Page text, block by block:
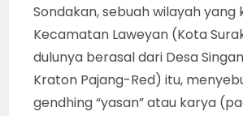
Sondakan, sebuah wilayah yang
Kecamatan Laweyan (Kota
dulunya berasal dari Desa
Kraton Pajang-Red) itu,
gendhing “yasan” atau karya